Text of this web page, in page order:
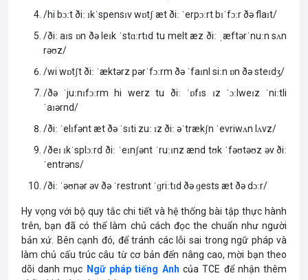
/hi bɔːt ðiː ɪkˈspensɪv wɒtʃ æt ðiː ˈerpɔːrt bɪˈfɔːr ðə flaɪt/
/ðiː aɪs ɒn ðə leɪk ˈstɑːrtɪd tu melt æz ðiː ˌæftərˈnuːn sʌn
rəʊz/
/wi wɒtʃt ðiː ˈæktərz pərˈfɔːrm ðə ˈfaɪnl siːn ɒn ðə steɪdʒ/
/ðə ˈjuːnɪfɔːrm hi werz tu ðiː ˈɒfɪs ɪz ˈɔːlweɪz ˈniːtli
ˈaɪərnd/
/ðiː ˈelɪfənt æt ðə ˈsɪti zuː ɪz ðiː əˈtrækʃn ˈevriwʌn lʌvz/
/ðeɪ ɪkˈsplɔːrd ðiː ˈeɪnʃənt ˈruːɪnz ænd tʊk ˈfəʊtəʊz əv ðiː
ˈentrəns/
/ðiː ˈəʊnər əv ðə ˈrestrɒnt ˈɡriːtɪd ðə ɡests æt ðə dɔːr/
Hy vọng với bộ quy tắc chi tiết và hệ thống bài tập thực hành
trên, bạn đã có thể làm chủ cách đọc the chuẩn như người
bản xứ. Bên cạnh đó, để tránh các lỗi sai trong ngữ pháp và
làm chủ cấu trúc câu từ cơ bản đến nâng cao, mời bạn theo
dõi danh mục Ngữ pháp tiếng Anh của TCE để nhận thêm